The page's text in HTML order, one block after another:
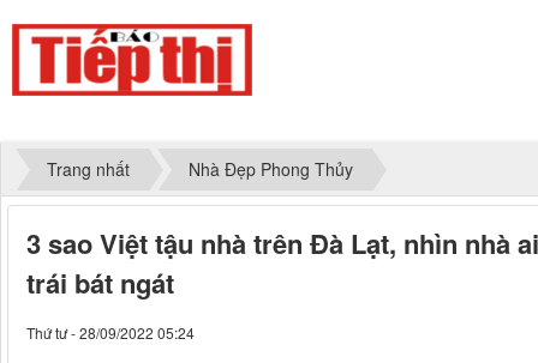
Trang nhất Nhà Đẹp Phong Thủy
3 sao Việt tậu nhà trên Đà Lạt, nhìn nhà
trái bát ngát
Thứ tư - 28/09/2022 05:24